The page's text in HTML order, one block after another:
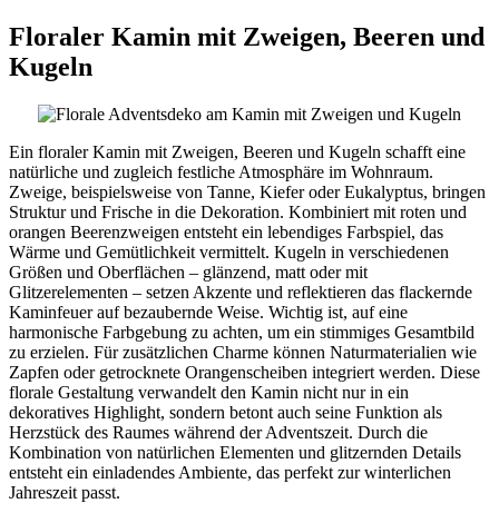
Floraler Kamin mit Zweigen, Beeren und
Kugeln
Ein floraler Kamin mit Zweigen, Beeren und Kugeln schafft eine
natürliche und zugleich festliche Atmosphäre im Wohnraum.
Zweige, beispielsweise von Tanne, Kiefer oder Eukalyptus, bringen
Struktur und Frische in die Dekoration. Kombiniert mit roten und
orangen Beerenzweigen entsteht ein lebendiges Farbspiel, das
Wärme und Gemütlichkeit vermittelt. Kugeln in verschiedenen
Größen und Oberflächen – glänzend, matt oder mit
Glitzerelementen – setzen Akzente und reflektieren das flackernde
Kaminfeuer auf bezaubernde Weise. Wichtig ist, auf eine
harmonische Farbgebung zu achten, um ein stimmiges Gesamtbild
zu erzielen. Für zusätzlichen Charme können Naturmaterialien wie
Zapfen oder getrocknete Orangenscheiben integriert werden. Diese
florale Gestaltung verwandelt den Kamin nicht nur in ein
dekoratives Highlight, sondern betont auch seine Funktion als
Herzstück des Raumes während der Adventszeit. Durch die
Kombination von natürlichen Elementen und glitzernden Details
entsteht ein einladendes Ambiente, das perfekt zur winterlichen
Jahreszeit passt.